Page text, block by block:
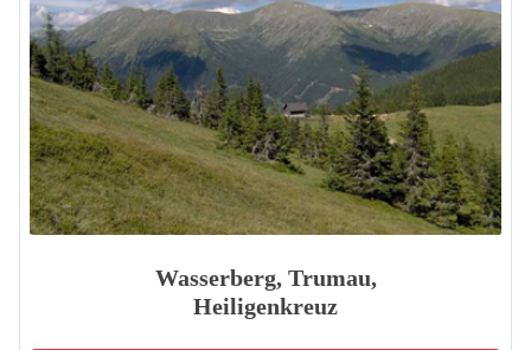
Wasserberg, Trumau,
Heiligenkreuz